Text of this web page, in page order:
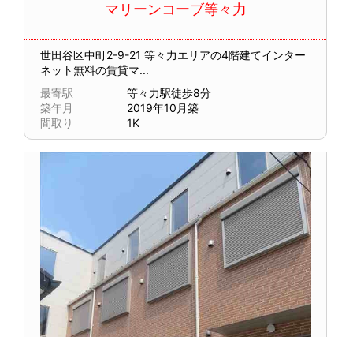
マリーンコーブ等々力
世田谷区中町2-9-21 等々力エリアの4階建てインター
ネット無料の賃貸マ...
最寄駅
等々力駅徒歩8分
築年月
2019年10月築
間取り
1K